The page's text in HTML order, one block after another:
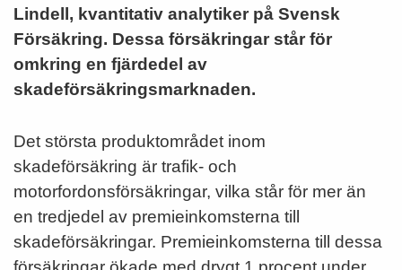
Lindell, kvantitativ analytiker på Svensk
Försäkring. Dessa försäkringar står för
omkring en fjärdedel av
skadeförsäkringsmarknaden.
Det största produktområdet inom
skadeförsäkring är trafik- och
motorfordonsförsäkringar, vilka står för mer än
en tredjedel av premieinkomsterna till
skadeförsäkringar. Premieinkomsterna till dessa